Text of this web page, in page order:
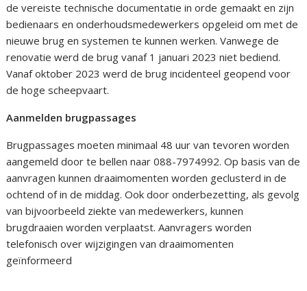
de vereiste technische documentatie in orde gemaakt en zijn
bedienaars en onderhoudsmedewerkers opgeleid om met de
nieuwe brug en systemen te kunnen werken. Vanwege de
renovatie werd de brug vanaf 1 januari 2023 niet bediend.
Vanaf oktober 2023 werd de brug incidenteel geopend voor
de hoge scheepvaart.
Aanmelden brugpassages
Brugpassages moeten minimaal 48 uur van tevoren worden
aangemeld door te bellen naar 088-7974992. Op basis van de
aanvragen kunnen draaimomenten worden geclusterd in de
ochtend of in de middag. Ook door onderbezetting, als gevolg
van bijvoorbeeld ziekte van medewerkers, kunnen
brugdraaien worden verplaatst. Aanvragers worden
telefonisch over wijzigingen van draaimomenten
geïnformeerd